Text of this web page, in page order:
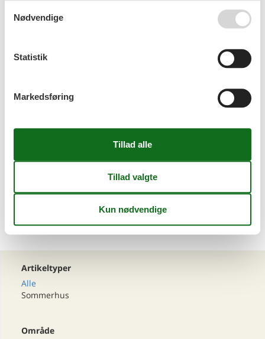
Sommerhus i Banjol
Sommerhus i Barbat na Rabu
Sommerhus i Lopar
2 3 4 5
Artikeltyper
Alle
Sommerhus
Område
Nødvendige
Statistik
Markedsføring